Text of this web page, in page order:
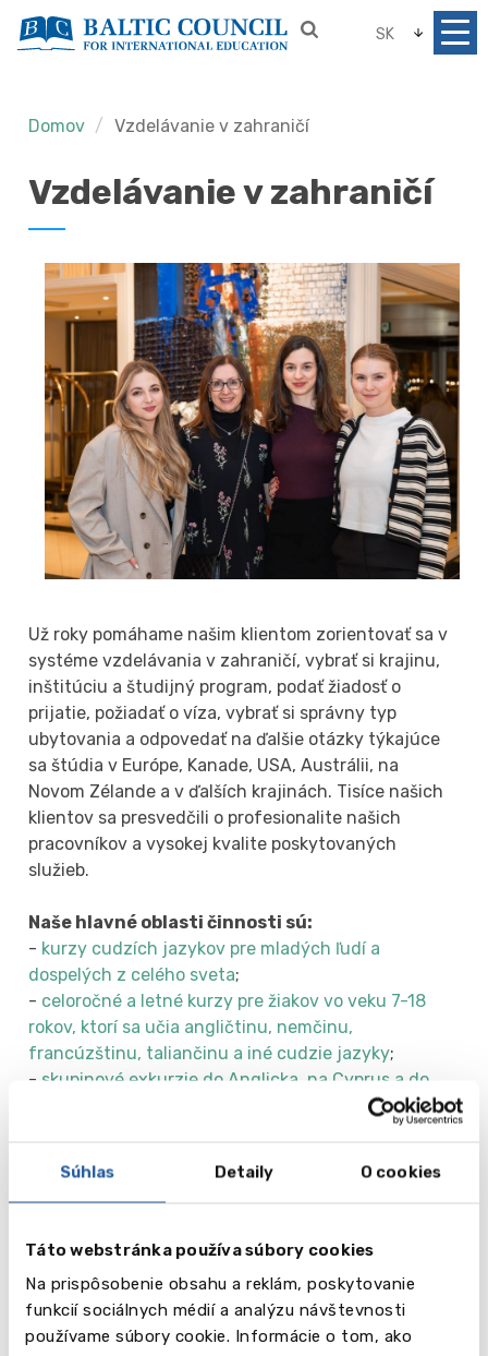
Súhlas Detaily O cookies
Táto webstránka používa súbory cookies
Na prispôsobenie obsahu a reklám, poskytovanie
funkcií sociálnych médií a analýzu návštevnosti
používame súbory cookie. Informácie o tom, ako
SK
Domov Vzdelávanie v zahraničí
Vzdelávanie v zahraničí
Už roky pomáhame našim klientom zorientovať sa v
systéme vzdelávania v zahraničí, vybrať si krajinu,
inštitúciu a študijný program, podať žiadosť o
prijatie, požiadať o víza, vybrať si správny typ
ubytovania a odpovedať na ďalšie otázky týkajúce
sa štúdia v Európe, Kanade, USA, Austrálii, na
Novom Zélande a v ďalších krajinách. Tisíce našich
klientov sa presvedčili o profesionalite našich
pracovníkov a vysokej kvalite poskytovaných
služieb.
Naše hlavné oblasti činnosti sú:
- kurzy cudzích jazykov pre mladých ľudí a
dospelých z celého sveta;
- celoročné a letné kurzy pre žiakov vo veku 7-18
rokov, ktorí sa učia angličtinu, nemčinu,
francúzštinu, taliančinu a iné cudzie jazyky;
- skupinové exkurzie do Anglicka, na Cyprus a do
programy pre manažérov a vedúcich pracovníkov
Švajčiarsku, Rakúsku, USA, Kanade, Nemecku a
ďalších krajinách
EÚ aj v širšom svete (bakalárske, magisterské a MBA
programy)
-rodinné programy;
-jazykové + športové programy;